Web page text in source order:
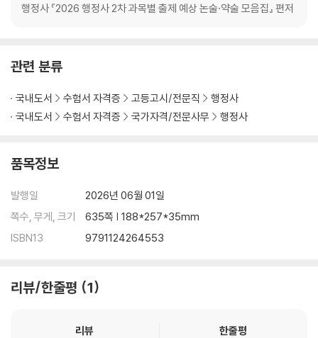
행정사 『2026 행정사 2차 과목별 출제 예상 논술·약술 모음집』 편저
관련 분류
국내도서 수험서 자격증 고등고시/전문직
행정사
국내도서
수험서 자격증 국가자격/전문사무 행정사
품목정보
발행일
2026년 06월 01일
쪽수, 무게, 크기
635쪽 | 188*257*35mm
ISBN13
9791124264553
리뷰/한줄평 1
리뷰
한줄평